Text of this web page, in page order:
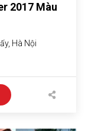
2017 Màu
Hà Nội